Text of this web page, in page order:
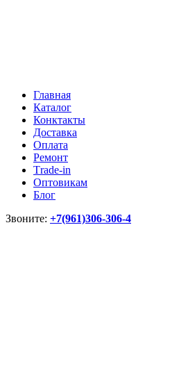
Главная
Каталог
Конктакты
Доставка
Оплата
Ремонт
Тrade-in
Оптовикам
Блог
Звоните: +7(961)306-306-4